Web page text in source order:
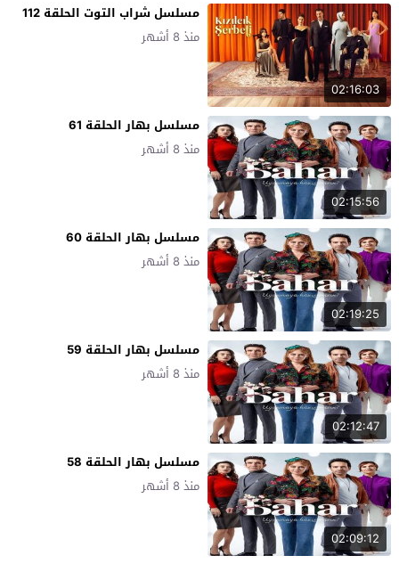
02:16:03
مسلسل شراب التوت الحلقة 112
منذ 8 أشهر
02:15:56
مسلسل بهار الحلقة 61
منذ 8 أشهر
02:19:25
مسلسل بهار الحلقة 60
منذ 8 أشهر
02:12:47
مسلسل بهار الحلقة 59
منذ 8 أشهر
02:09:12
مسلسل بهار الحلقة 58
منذ 8 أشهر